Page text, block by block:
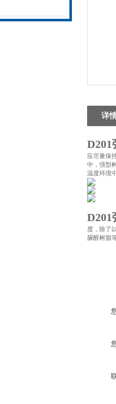
详
应尽量保
中，强型
温度环境
度，除了
脲醛树脂